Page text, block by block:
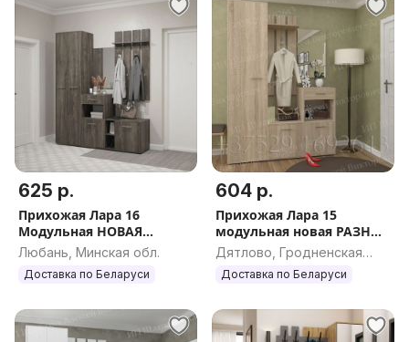
625 р.
Прихожая Лара 16
Модульная НОВАЯ
рассрочка
Любань, Минская обл.
Доставка по Беларуси
604 р.
Прихожая Лара 15
модульная новая РАЗНЫЕ
цвета
Дятлово, Гродненская
обл.
Доставка по Беларуси